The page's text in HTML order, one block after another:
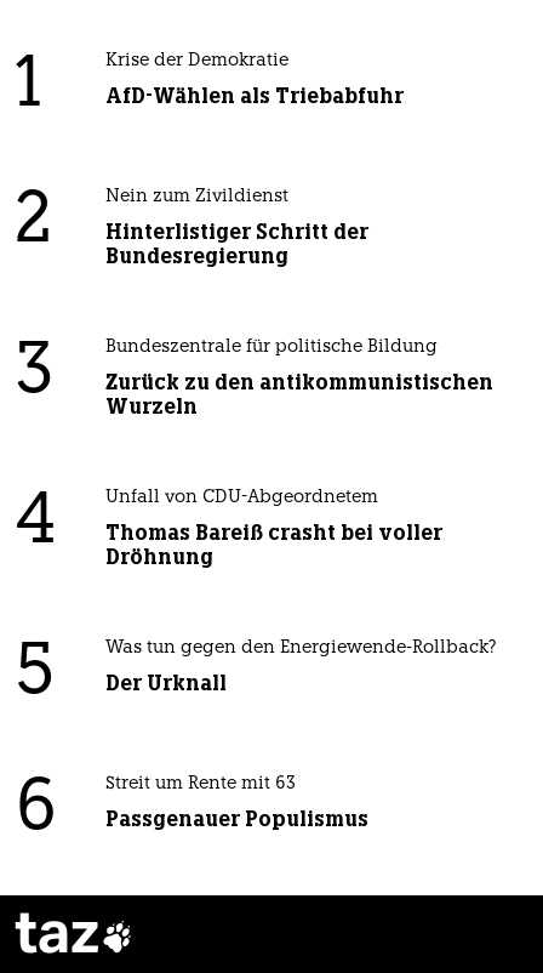
1 Krise der Demokratie
AfD-Wählen als Triebabfuhr
2 Nein zum Zivildienst
Hinterlistiger Schritt der
Bundesregierung
3 Bundeszentrale für politische Bildung
Zurück zu den antikommunistischen
Wurzeln
4 Unfall von CDU-Abgeordnetem
Thomas Bareiß crasht bei voller
Dröhnung
5 Was tun gegen den Energiewende-Rollback?
Der Urknall
6 Streit um Rente mit 63
Passgenauer Populismus
taz